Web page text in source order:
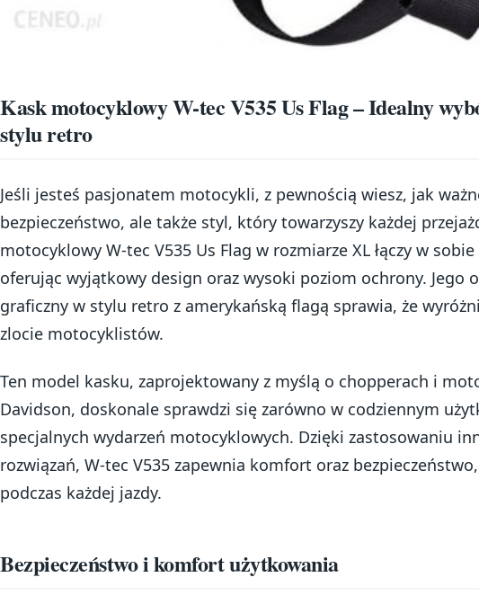
Kask motocyklowy W-tec V535 Us Flag – Idealny
stylu retro
Jeśli jesteś pasjonatem motocykli, z pewnością wiesz, jak
bezpieczeństwo, ale także styl, który towarzyszy każdej
motocyklowy W-tec V535 Us Flag w rozmiarze XL łączy w
oferując wyjątkowy design oraz wysoki poziom ochrony. Jego
graficzny w stylu retro z amerykańską flagą sprawia, że
zlocie motocyklistów.
Ten model kasku, zaprojektowany z myślą o chopperach i
Davidson, doskonale sprawdzi się zarówno w codziennym
specjalnych wydarzeń motocyklowych. Dzięki zastosowaniu
rozwiązań, W-tec V535 zapewnia komfort oraz
podczas każdej jazdy.
Bezpieczeństwo i komfort użytkowania